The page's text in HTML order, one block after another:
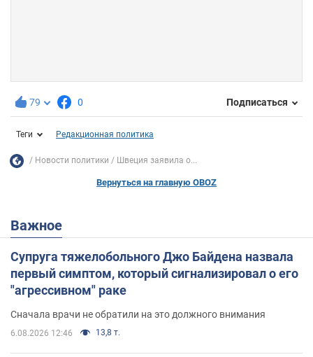
79 0 Подписаться
Теги Редакционная политика
Новости политики Швеция заявила о...
Вернуться на главную OBOZ
Важное
Супруга тяжелобольного Джо Байдена назвала
первый симптом, который сигнализировал о его
"агрессивном" раке
Сначала врачи не обратили на это должного внимания
6.08.2026 12:46 13,8 т.